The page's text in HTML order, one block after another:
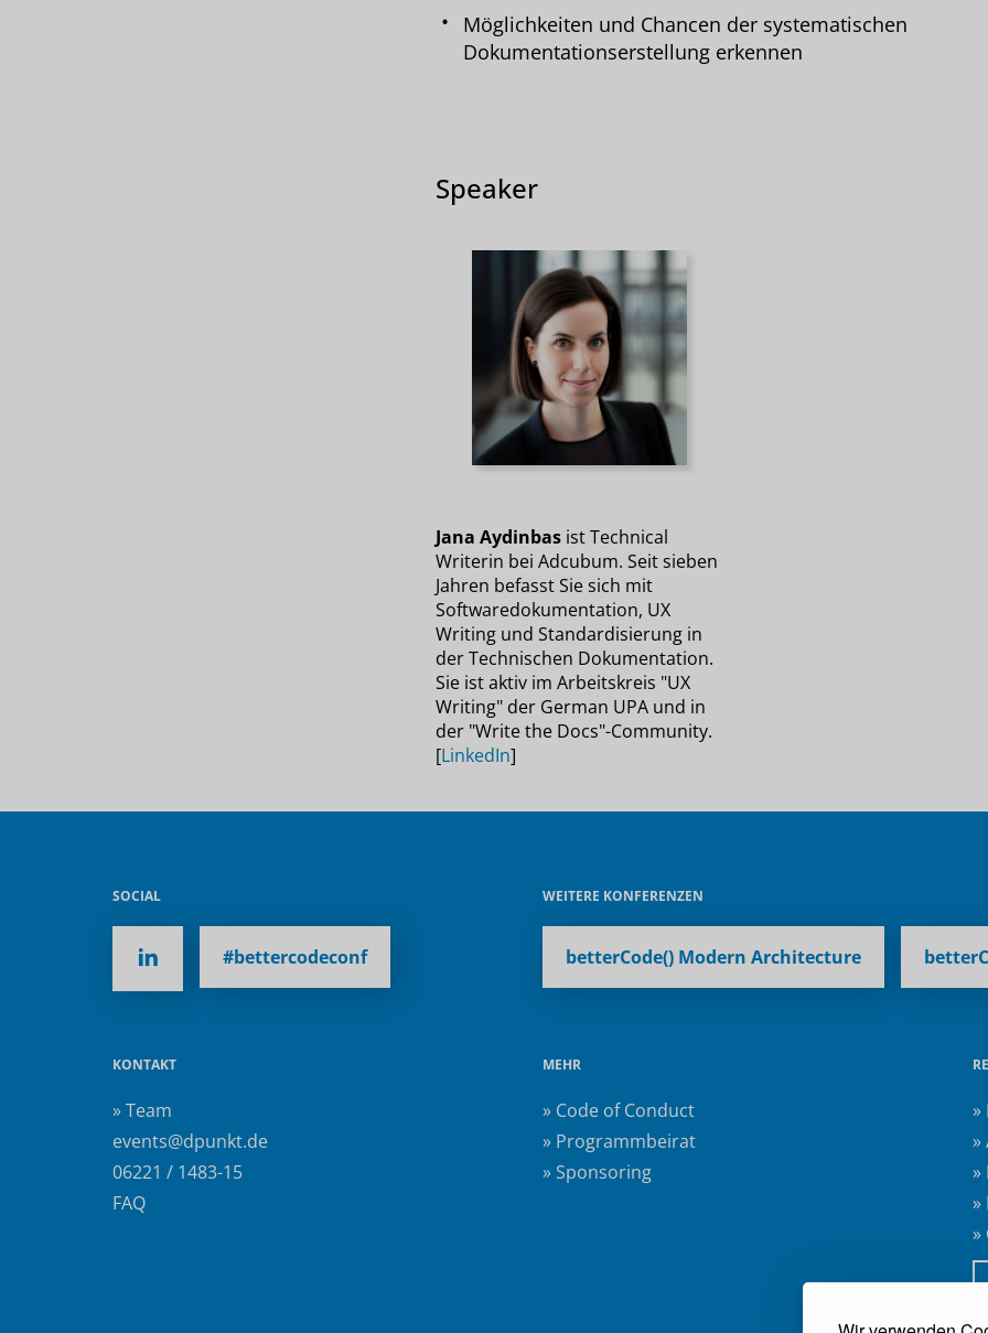
Möglichkeiten und Chancen der systematischen
Dokumentationserstellung erkennen
Speaker
Jana Aydinbasist Technical
Writerin bei Adcubum. Seit sieben
Jahren befasst Sie sich mit
Softwaredokumentation, UX
Writing und Standardisierung in
der Technischen Dokumentation.
Sie ist aktiv im Arbeitskreis "UX
Writing" der German UPA und in
der "Write the Docs"-Community.
[LinkedIn]
SOCIAL
#bettercodeconf
WEITERE KONFERENZEN
betterCode() Modern Architecture
KONTAKT
» Team
events@dpunkt.de
06221 / 1483-15
FAQ
MEHR
» Code of Conduct
» Programmbeirat
» Sponsoring
»
»
»
»
»